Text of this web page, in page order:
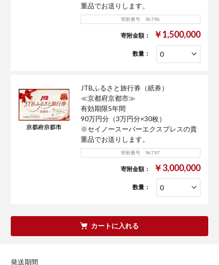
重品でお送りします。
寄附番号 96796
寄附金額： ￥1,500,000
数量：
JTBふるさと旅行券（紙券）
≪京都府京都市≫
有効期限5年間
90万円分（3万円分×30枚）
※セイノースーパーエクスプレスの貴
重品でお送りします。
寄附番号 96797
寄附金額： ￥3,000,000
数量：
カートに入れる
発送期間